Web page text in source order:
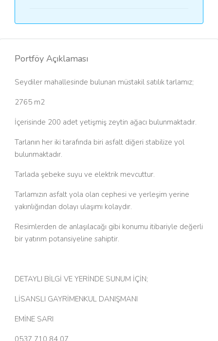
Portföy Açıklaması
Seydiler mahallesinde bulunan müstakil satılık tarlamız;
2765 m2
İçerisinde 200 adet yetişmiş zeytin ağacı bulunmaktadır.
Tarlanın her iki tarafında biri asfalt diğeri stabilize yol
bulunmaktadır.
Tarlada şebeke suyu ve elektrik mevcuttur.
Tarlamızın asfalt yola olan cephesi ve yerleşim yerine
yakınlığından dolayı ulaşımı kolaydır.
Resimlerden de anlaşılacağı gibi konumu itibariyle değerli
bir yatırım potansiyeline sahiptir.
DETAYLI BİLGİ VE YERİNDE SUNUM İÇİN;
LİSANSLI GAYRİMENKUL DANIŞMANI
EMİNE SARI
0537 710 84 07